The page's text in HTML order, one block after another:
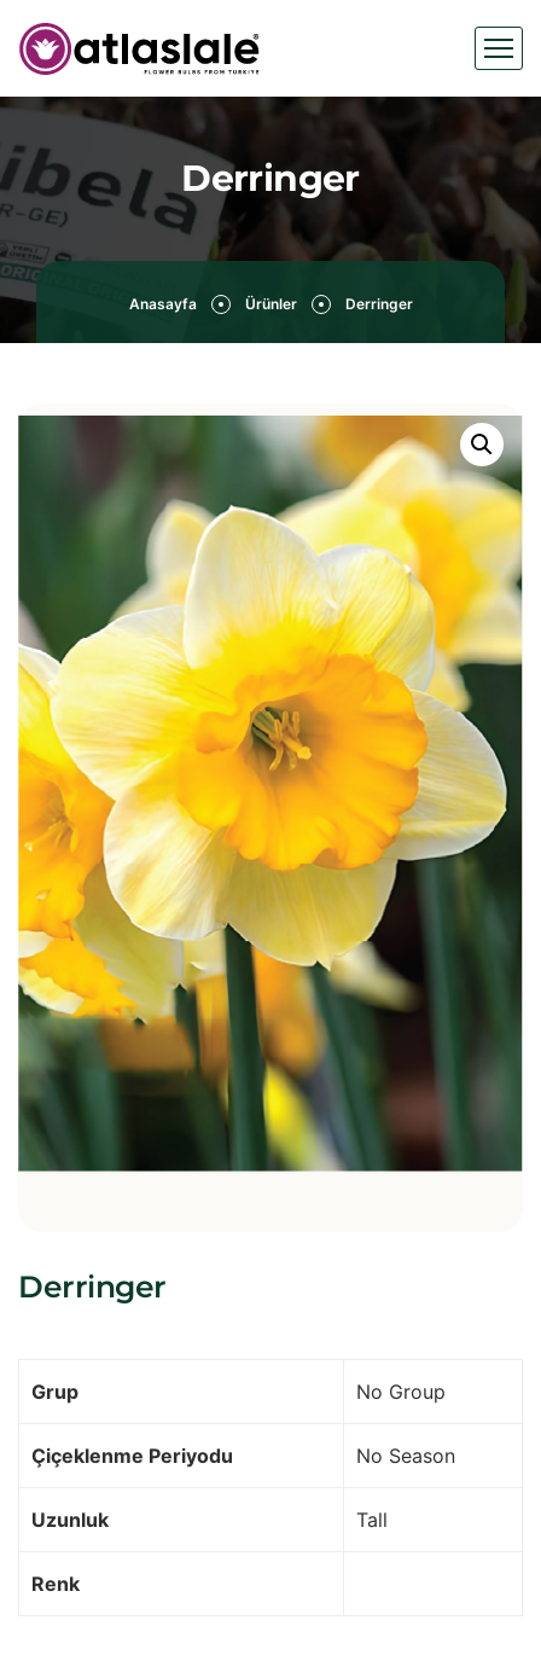
Derringer
Anasayfa Ürünler Derringer
Derringer
Grup No Group
Çiçeklenme Periyodu No Season
Uzunluk Tall
Renk